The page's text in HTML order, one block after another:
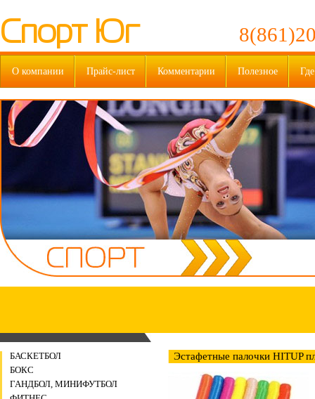
Спорт Юг
О компании Прайс-лист Комментарии Полезное
БАСКЕТБОЛ
БОКС
ГАНДБОЛ, МИНИФУТБОЛ
Эстафетные палочки HITUP